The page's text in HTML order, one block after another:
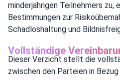
minderjährigen Teilnehmers zu,
Bestimmungen zur
Schadloshaltung und
Vollständige
Dieser Verzicht stellt die
zwischen den Parteien in